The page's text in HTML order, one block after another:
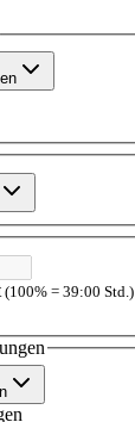
(100% = 39:00 Std.)